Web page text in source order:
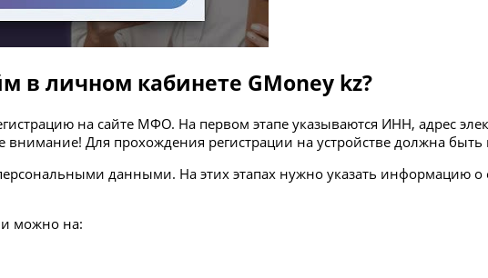
в личном кабинете GMoney kz?
на сайте МФО. На первом этапе указываются ИНН, адрес
внимание! Для прохождения регистрации на устройстве должна
данными. На этих этапах нужно указать информацию
можно на: